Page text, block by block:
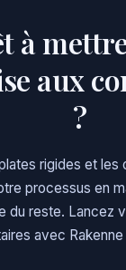
à
aux
?
rigides et
processus en
du reste. Lancez
avec Rakenne